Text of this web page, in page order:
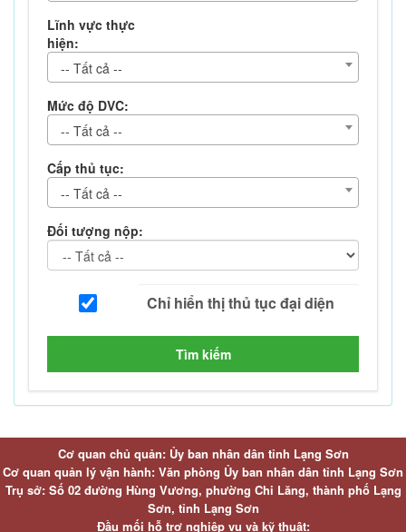
Lĩnh vực thực
hiện:
-- Tất cả --
Mức độ DVC:
-- Tất cả --
Cấp thủ tục:
-- Tất cả --
Đối tượng nộp:
Tìm kiếm
Cơ quan chủ quản: Ủy ban nhân dân tỉnh Lạng Sơn
Cơ quan quản lý vận hành: Văn phòng Ủy ban nhân dân tỉnh Lạng Sơn
Trụ sở: Số 02 đường Hùng Vương, phường Chi Lăng, thành phố Lạng
Sơn, tỉnh Lạng Sơn
Đầu mối hỗ trợ nghiệp vụ và kỹ thuật: